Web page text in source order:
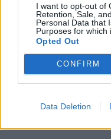
I want to opt-out of
Retention, Sale,
Personal Data that
Purposes for which
Opted Out
CONFIRM
Data Deletion